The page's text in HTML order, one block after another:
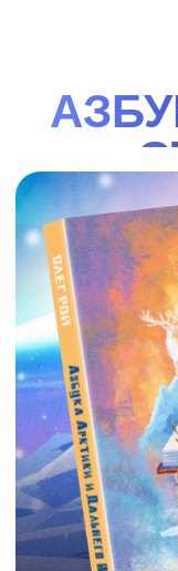
смотреть
"Азбука Сибири". Вместе
одному из самых
Сибири. Поучаствовав
весёлых приключениях,
об этом чудесном крае, о
озёрах, растениях и
И, конечно же, о людях,
праздниках и сказках!